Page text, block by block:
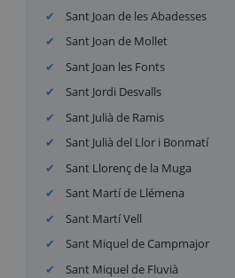
Sant Joan de les Abadesses
Sant Joan de Mollet
Sant Joan les Fonts
Sant Jordi Desvalls
Sant Julià de Ramis
Sant Julià del Llor i Bonmatí
Sant Llorenç de la Muga
Sant Martí de Llémena
Sant Martí Vell
Sant Miquel de Campmajor
Sant Miquel de Fluvià